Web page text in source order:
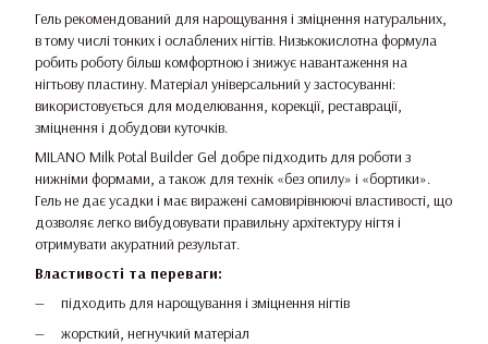
Гель рекомендований для нарощування і зміцнення натуральних,
в тому числі тонких і ослаблених нігтів. Низькокислотна формула
робить роботу більш комфортною і знижує навантаження на
нігтьову пластину. Матеріал універсальний у застосуванні:
використовується для моделювання, корекції, реставрації,
зміцнення і добудови куточків.
MILANO Milk Potal Builder Gel добре підходить для роботи з
нижніми формами, а також для технік «без опилу» і «бортики».
Гель не дає усадки і має виражені самовирівнюючі властивості, що
дозволяє легко вибудовувати правильну архітектуру нігтя і
отримувати акуратний результат.
Властивості та переваги:
підходить для нарощування і зміцнення нігтів
жорсткий, негнучкий матеріал